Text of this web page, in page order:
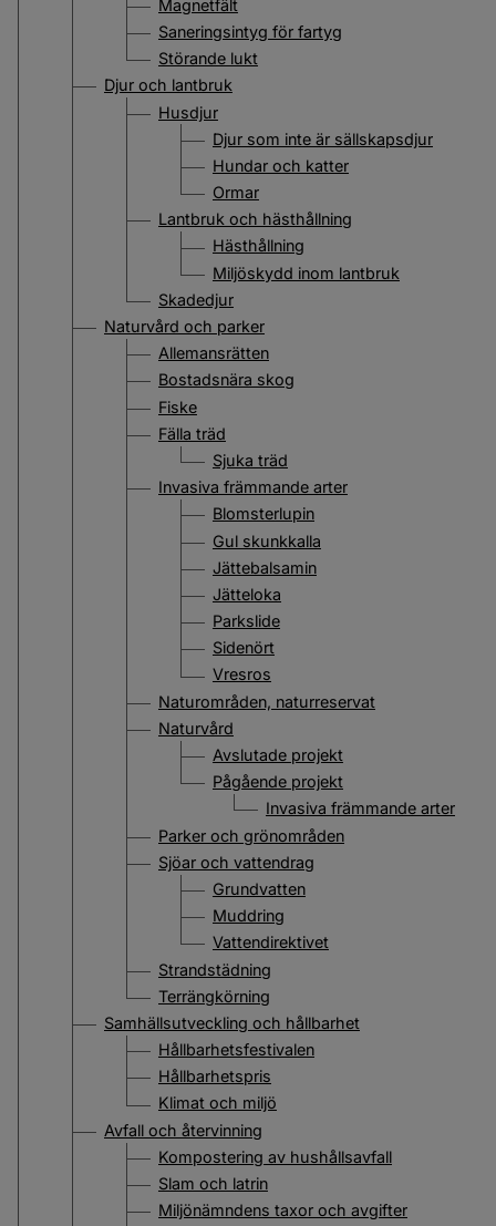
Magnetfält
Saneringsintyg för fartyg
Störande lukt
Djur och lantbruk
Husdjur
Djur som inte är sällskapsdjur
Hundar och katter
Ormar
Lantbruk och hästhållning
Hästhållning
Miljöskydd inom lantbruk
Skadedjur
Naturvård och parker
Allemansrätten
Bostadsnära skog
Fiske
Fälla träd
Sjuka träd
Invasiva främmande arter
Blomsterlupin
Gul skunkkalla
Jättebalsamin
Jätteloka
Parkslide
Sidenört
Vresros
Naturområden, naturreservat
Naturvård
Avslutade projekt
Pågående projekt
Invasiva främmande arter
Parker och grönområden
Sjöar och vattendrag
Grundvatten
Muddring
Vattendirektivet
Strandstädning
Terrängkörning
Samhällsutveckling och hållbarhet
Hållbarhetsfestivalen
Hållbarhetspris
Klimat och miljö
Avfall och återvinning
Kompostering av hushållsavfall
Slam och latrin
Miljönämndens taxor och avgifter